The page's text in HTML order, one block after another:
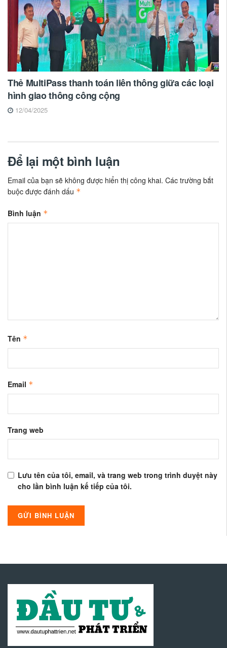
Thẻ MultiPass thanh toán liên thông giữa các loại
hình giao thông công cộng
12/04/2025
Để lại một bình luận
Email của bạn sẽ không được hiển thị công khai. Các trường bắt
buộc được đánh dấu *
Bình luận *
Tên *
Email *
Trang web
Lưu tên của tôi, email, và trang web trong trình duyệt này
cho lần bình luận kế tiếp của tôi.